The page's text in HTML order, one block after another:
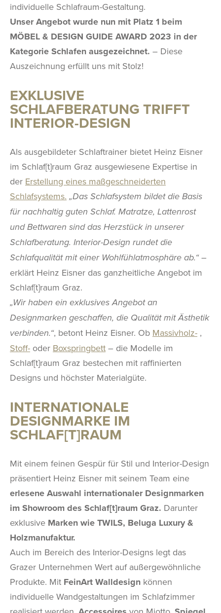
individuelle Schlafraum-Gestaltung.
Unser Angebot wurde nun mit Platz 1 beim
MÖBEL & DESIGN GUIDE AWARD 2023 in der
Kategorie Schlafen ausgezeichnet. – Diese
Auszeichnung erfüllt uns mit Stolz!
EXKLUSIVE
SCHLAFBERATUNG TRIFFT
INTERIOR-DESIGN
Als ausgebildeter Schlaftrainer bietet Heinz Eisner
im Schlaf[t]raum Graz ausgewiesene Expertise in
der Erstellung eines maßgeschneiderten
Schlafsystems. „Das Schlafsystem bildet die Basis
für nachhaltig guten Schlaf. Matratze, Lattenrost
und Bettwaren sind das Herzstück in unserer
Schlafberatung. Interior-Design rundet die
Schlafqualität mit einer Wohlfühlatmosphäre ab.“–
erklärt Heinz Eisner das ganzheitliche Angebot im
Schlaf[t]raum Graz.
„Wir haben ein exklusives Angebot an
Designmarken geschaffen, die Qualität mit Ästhetik
verbinden.“, betont Heinz Eisner. Ob Massivholz- ,
Stoff- oder Boxspringbett – die Modelle im
Schlaf[t]raum Graz bestechen mit raffinierten
Designs und höchster Materialgüte.
INTERNATIONALE
DESIGNMARKE IM
SCHLAF[T]RAUM
Mit einem feinen Gespür für Stil und Interior-Design
präsentiert Heinz Eisner mit seinem Team eine
erlesene Auswahl internationaler Designmarken
im Showroom des Schlaf[t]raum Graz. Darunter
exklusive Marken wie TWILS, Beluga Luxury &
Holzmanufaktur.
Auch im Bereich des Interior-Designs legt das
Grazer Unternehmen Wert auf außergewöhnliche
Produkte. Mit FeinArt Walldesign können
individuelle Wandgestaltungen im Schlafzimmer